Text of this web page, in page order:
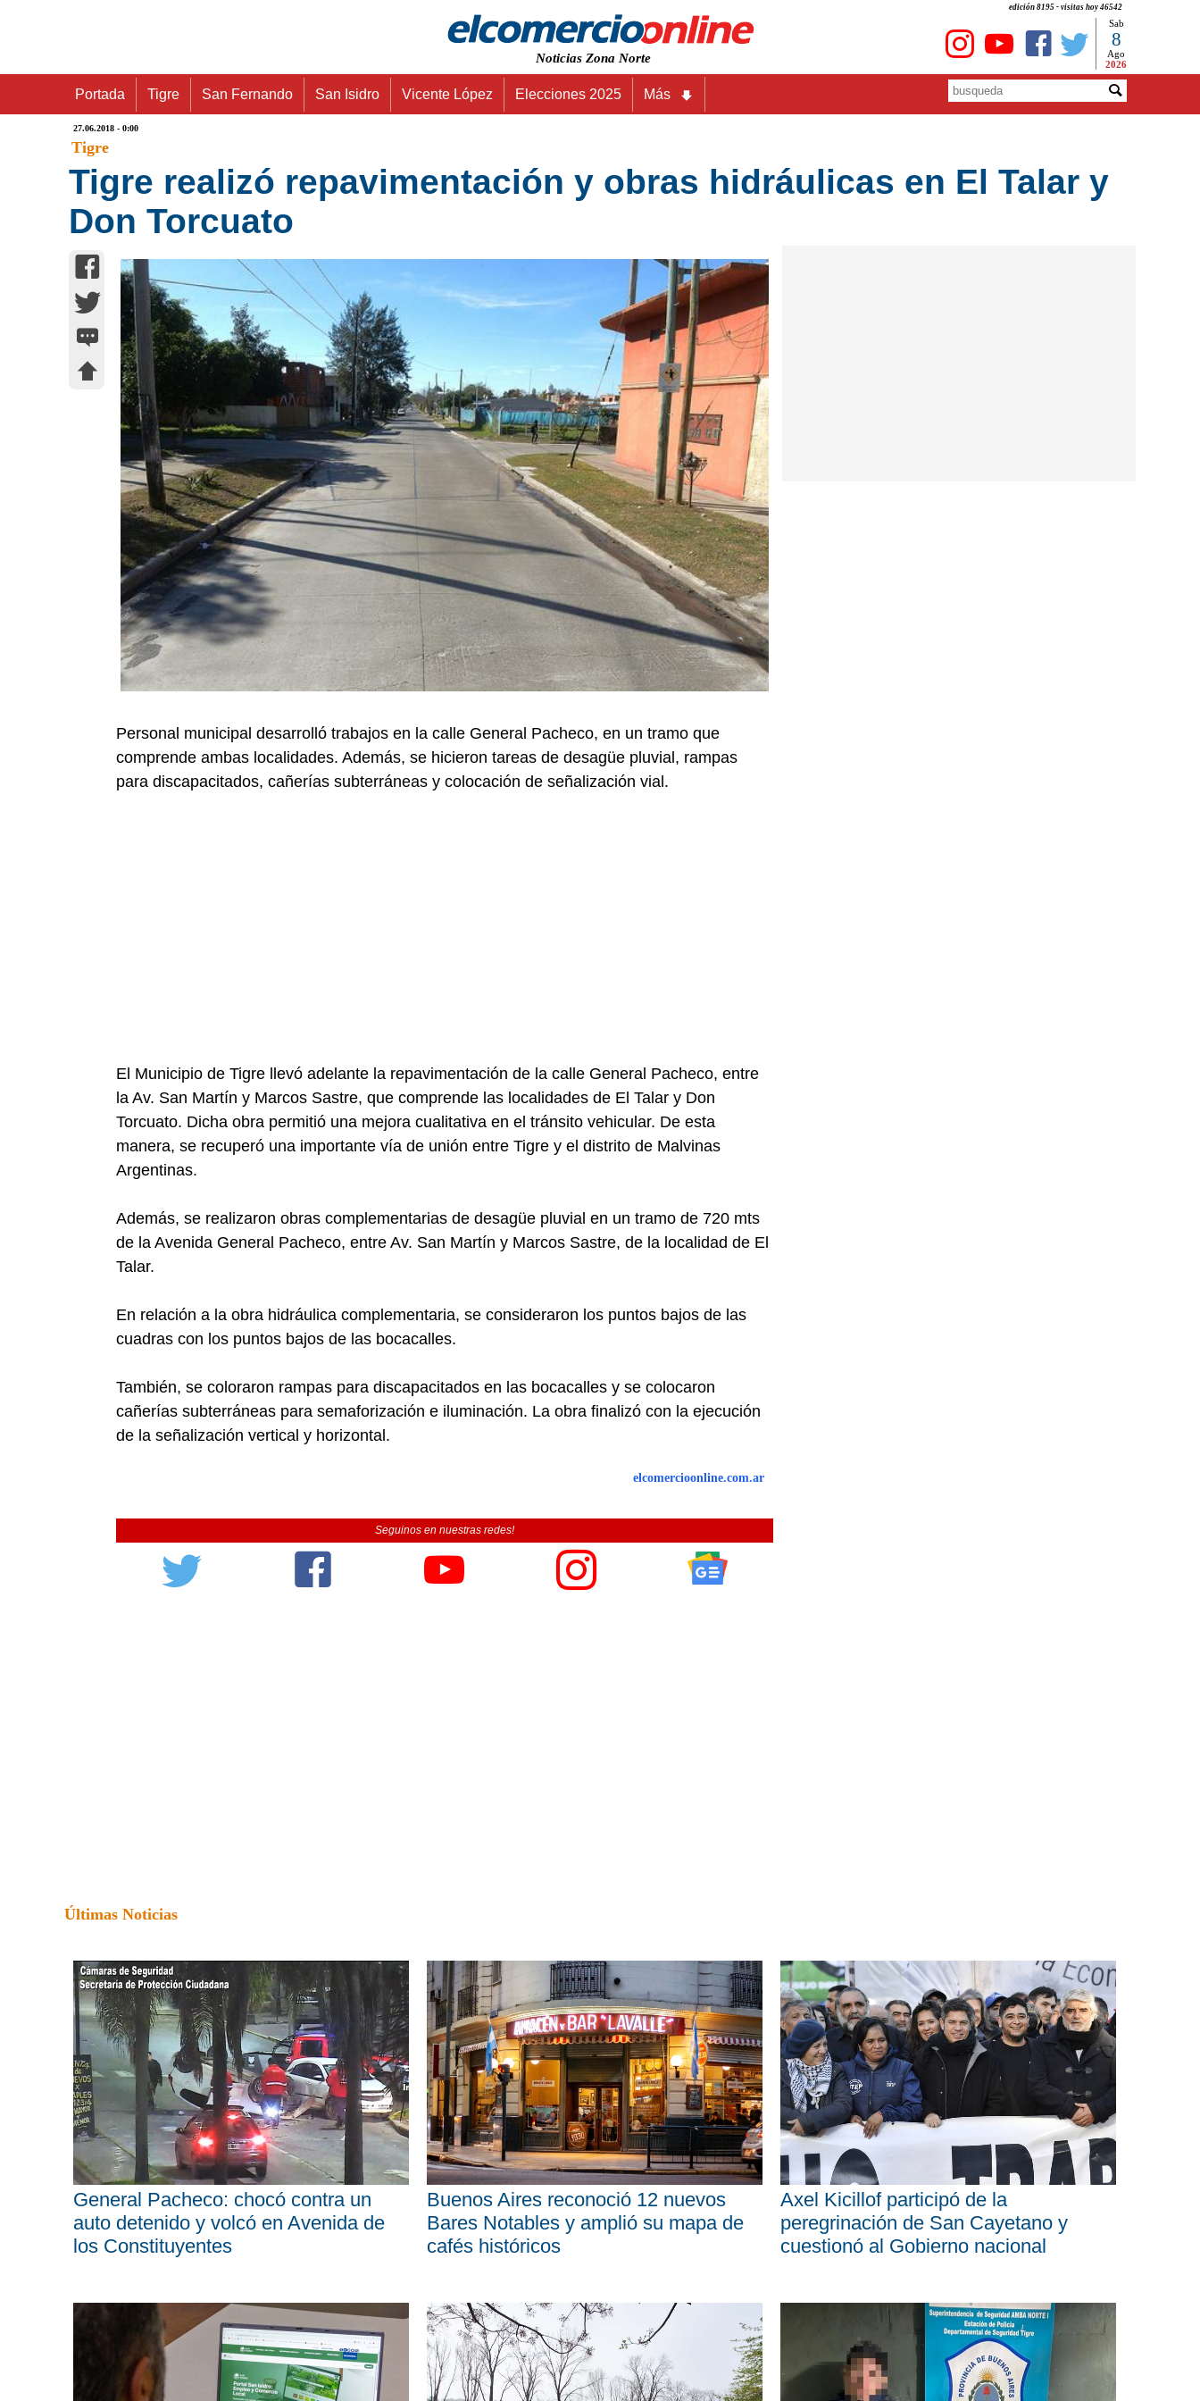
edición 8195 - visitas hoy 46542
Noticias Zona Norte
Sab
8
Ago
2026
Portada Tigre San Fernando San Isidro Vicente López Elecciones 2025 Más
27.06.2018 - 0:00
Tigre
Tigre realizó repavimentación y obras hidráulicas en El Talar y
Don Torcuato
Personal municipal desarrolló trabajos en la calle General Pacheco, en un tramo que
comprende ambas localidades. Además, se hicieron tareas de desagüe pluvial, rampas
para discapacitados, cañerías subterráneas y colocación de señalización vial.
El Municipio de Tigre llevó adelante la repavimentación de la calle General Pacheco, entre
la Av. San Martín y Marcos Sastre, que comprende las localidades de El Talar y Don
Torcuato. Dicha obra permitió una mejora cualitativa en el tránsito vehicular. De esta
manera, se recuperó una importante vía de unión entre Tigre y el distrito de Malvinas
Argentinas.
Además, se realizaron obras complementarias de desagüe pluvial en un tramo de 720 mts
de la Avenida General Pacheco, entre Av. San Martín y Marcos Sastre, de la localidad de El
Talar.
En relación a la obra hidráulica complementaria, se consideraron los puntos bajos de las
cuadras con los puntos bajos de las bocacalles.
También, se coloraron rampas para discapacitados en las bocacalles y se colocaron
cañerías subterráneas para semaforización e iluminación. La obra finalizó con la ejecución
de la señalización vertical y horizontal.
elcomercioonline.com.ar
Seguinos en nuestras redes!
Últimas Noticias
General Pacheco: chocó contra un
auto detenido y volcó en Avenida de
los Constituyentes
Buenos Aires reconoció 12 nuevos
Bares Notables y amplió su mapa de
cafés históricos
Axel Kicillof participó de la
peregrinación de San Cayetano y
cuestionó al Gobierno nacional